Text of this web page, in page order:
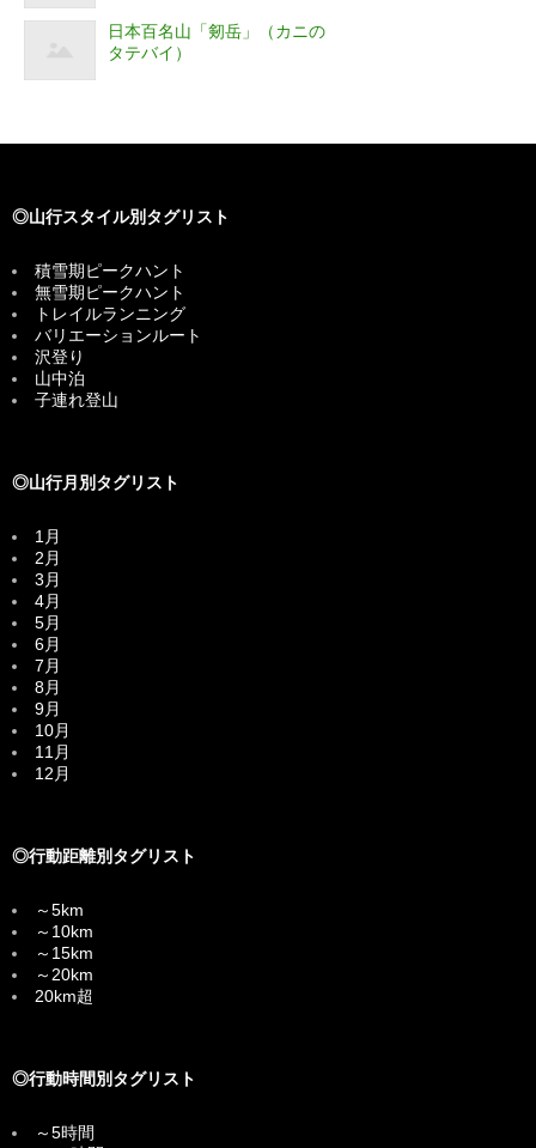
日本百名山「剱岳」（カニの
タテバイ）
◎山行スタイル別タグリスト
積雪期ピークハント
無雪期ピークハント
トレイルランニング
バリエーションルート
沢登り
山中泊
子連れ登山
◎山行月別タグリスト
1月
2月
3月
4月
5月
6月
7月
8月
9月
10月
11月
12月
◎行動距離別タグリスト
～5km
～10km
～15km
～20km
20km超
◎行動時間別タグリスト
～5時間